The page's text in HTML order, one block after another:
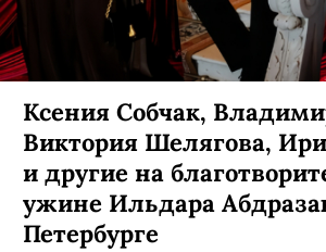
Ксения Собчак,
Виктория Шелягова,
и другие на
ужине Ильдара
Петербурге